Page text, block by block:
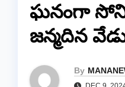
ఘనంగా
జన్మదిన
By